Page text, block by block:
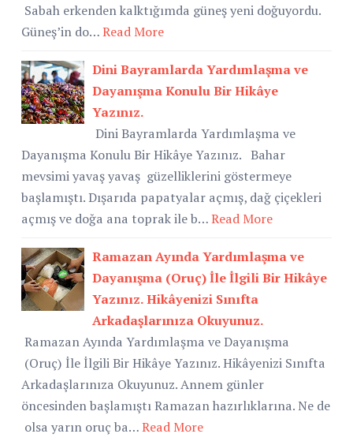
Sabah erkenden kalktığımda güneş yeni doğuyordu.
Güneş’in do…Read More
Dini Bayramlarda Yardımlaşma ve
Dayanışma Konulu Bir Hikâye
Yazınız.
Dini Bayramlarda Yardımlaşma ve
Dayanışma Konulu Bir Hikâye Yazınız. Bahar
mevsimi yavaş yavaş güzelliklerini göstermeye
başlamıştı. Dışarıda papatyalar açmış, dağ çiçekleri
açmış ve doğa ana toprak ile b…Read More
Ramazan Ayında Yardımlaşma ve
Dayanışma (Oruç) İle İlgili Bir Hikâye
Yazınız. Hikâyenizi Sınıfta
Arkadaşlarınıza Okuyunuz.
Ramazan Ayında Yardımlaşma ve Dayanışma
(Oruç) İle İlgili Bir Hikâye Yazınız. Hikâyenizi Sınıfta
Arkadaşlarınıza Okuyunuz. Annem günler
öncesinden başlamıştı Ramazan hazırlıklarına. Ne de
olsa yarın oruç ba…Read More